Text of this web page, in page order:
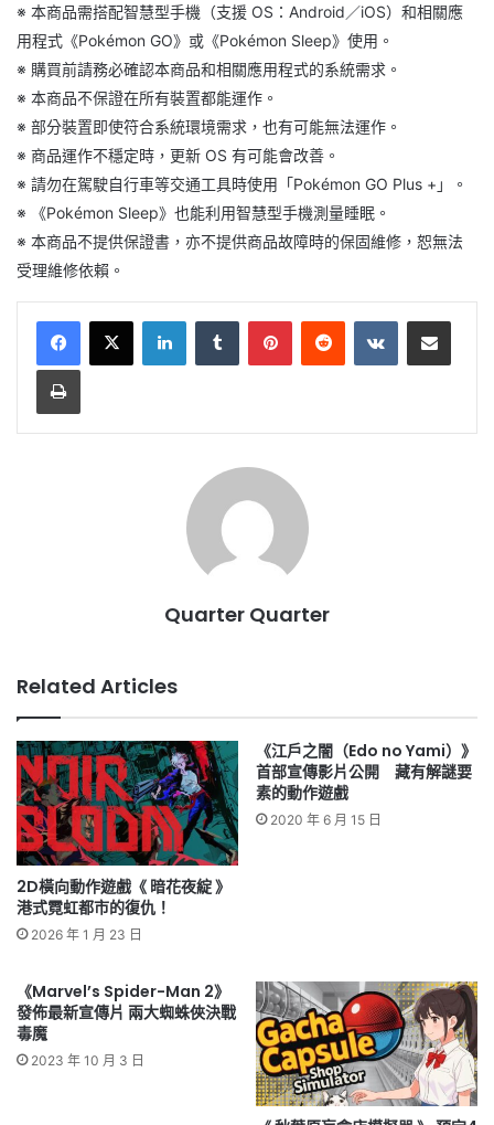
※ 本商品需搭配智慧型手機（支援 OS：Android／iOS）和相關應
用程式《Pokémon GO》或《Pokémon Sleep》使用。
※ 購買前請務必確認本商品和相關應用程式的系統需求。
※ 本商品不保證在所有裝置都能運作。
※ 部分裝置即使符合系統環境需求，也有可能無法運作。
※ 商品運作不穩定時，更新 OS 有可能會改善。
※ 請勿在駕駛自行車等交通工具時使用「Pokémon GO Plus +」。
※ 《Pokémon Sleep》也能利用智慧型手機測量睡眠。
※ 本商品不提供保證書，亦不提供商品故障時的保固維修，恕無法
受理維修依賴。
LinkedInTumblr PinterestReddit VKontakteShare via Email
Print
Quarter Quarter
Related Articles
2D橫向動作遊戲《 暗花夜綻 》
港式霓虹都市的復仇！
2026 年 1 月 23 日
《江戶之闇（Edo no Yami）》
首部宣傳影片公開 藏有解謎要
素的動作遊戲
2020 年 6 月 15 日
《Marvel’s Spider-Man 2》
發佈最新宣傳片 兩大蜘蛛俠決戰
毒魔
2023 年 10 月 3 日